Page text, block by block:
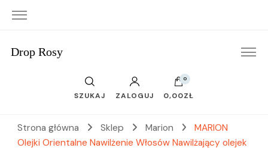
Drop Rosy
SZUKAJ ZALOGUJ
0
0,00ZŁ
Strona główna Sklep Marion
MARION
Olejki Orientalne Nawilżenie Włosów Nawilżający olejek